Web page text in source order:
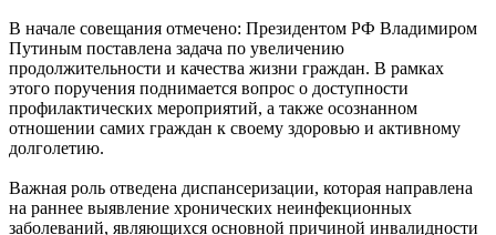
В начале совещания отмечено: Президентом РФ Владимиром
Путиным поставлена задача по увеличению
продолжительности и качества жизни граждан. В рамках
этого поручения поднимается вопрос о доступности
профилактических мероприятий, а также осознанном
отношении самих граждан к своему здоровью и активному
долголетию.
Важная роль отведена диспансеризации, которая направлена
на раннее выявление хронических неинфекционных
заболеваний, являющихся основной причиной инвалидности